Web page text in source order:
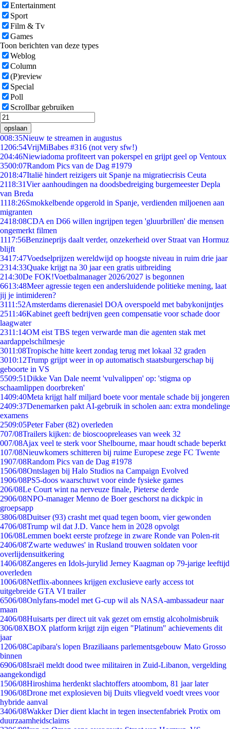
Entertainment
Sport
Film & Tv
Games
Toon berichten van deze types
Weblog
Column
(P)review
Special
Poll
Scrollbar gebruiken
opslaan
008:35Nieuw te streamen in augustus
1206:54VrijMiBabes #316 (not very sfw!)
204:46Niewiadoma profiteert van pokerspel en grijpt geel op Ventoux
3500:07Random Pics van de Dag #1979
2018:47Italië hindert reizigers uit Spanje na migratiecrisis Ceuta
2118:31Vier aanhoudingen na doodsbedreiging burgemeester Depla
van Breda
1118:26Smokkelbende opgerold in Spanje, verdienden miljoenen aan
migranten
2418:08CDA en D66 willen ingrijpen tegen 'gluurbrillen' die mensen
ongemerkt filmen
1117:56Benzineprijs daalt verder, onzekerheid over Straat van Hormuz
blijft
3417:47Voedselprijzen wereldwijd op hoogste niveau in ruim drie jaar
2314:33Quake krijgt na 30 jaar een gratis uitbreiding
214:30De FOK!Voetbalmanager 2026/2027 is begonnen
6613:48Meer agressie tegen een andersluidende politieke mening, laat
jij je intimideren?
3111:52Amsterdams dierenasiel DOA overspoeld met babykonijntjes
2511:46Kabinet geeft bedrijven geen compensatie voor schade door
laagwater
2311:14OM eist TBS tegen verwarde man die agenten stak met
aardappelschilmesje
3011:08Tropische hitte keert zondag terug met lokaal 32 graden
3010:12Trump grijpt weer in op automatisch staatsburgerschap bij
geboorte in VS
5509:51Dikke Van Dale neemt 'vulvalippen' op: 'stigma op
schaamlippen doorbreken'
1409:40Meta krijgt half miljard boete voor mentale schade bij jongeren
2409:37Denemarken pakt AI-gebruik in scholen aan: extra mondelinge
examens
2509:05Peter Faber (82) overleden
707/08Trailers kijken: de bioscoopreleases van week 32
007/08Ajax veel te sterk voor Shelbourne, maar houdt schade beperkt
107/08Nieuwkomers schitteren bij ruime Europese zege FC Twente
1907/08Random Pics van de Dag #1978
1506/08Ontslagen bij Halo Studios na Campaign Evolved
1906/08PS5-doos waarschuwt voor einde fysieke games
206/08Le Court wint na nerveuze finale, Pieterse derde
2906/08NPO-manager Menno de Boer geschorst na dickpic in
groepsapp
3806/08Duitser (93) crasht met quad tegen boom, vier gewonden
4706/08Trump wil dat J.D. Vance hem in 2028 opvolgt
106/08Lemmen boekt eerste profzege in zware Ronde van Polen-rit
2406/08'Zwarte weduwes' in Rusland trouwen soldaten voor
overlijdensuitkering
1406/08Zangeres en Idols-jurylid Jerney Kaagman op 79-jarige leeftijd
overleden
1006/08Netflix-abonnees krijgen exclusieve early access tot
uitgebreide GTA VI trailer
6506/08Onlyfans-model met G-cup wil als NASA-ambassadeur naar
maan
2406/08Huisarts per direct uit vak gezet om ernstig alcoholmisbruik
306/08XBOX platform krijgt zijn eigen "Platinum" achievements dit
jaar
1206/08Capibara's lopen Braziliaans parlementsgebouw Mato Grosso
binnen
6906/08Israël meldt dood twee militairen in Zuid-Libanon, vergelding
aangekondigd
1506/08Hiroshima herdenkt slachtoffers atoombom, 81 jaar later
1906/08Drone met explosieven bij Duits vliegveld voedt vrees voor
hybride aanval
3406/08Wakker Dier dient klacht in tegen insectenfabriek Protix om
duurzaamheidsclaims